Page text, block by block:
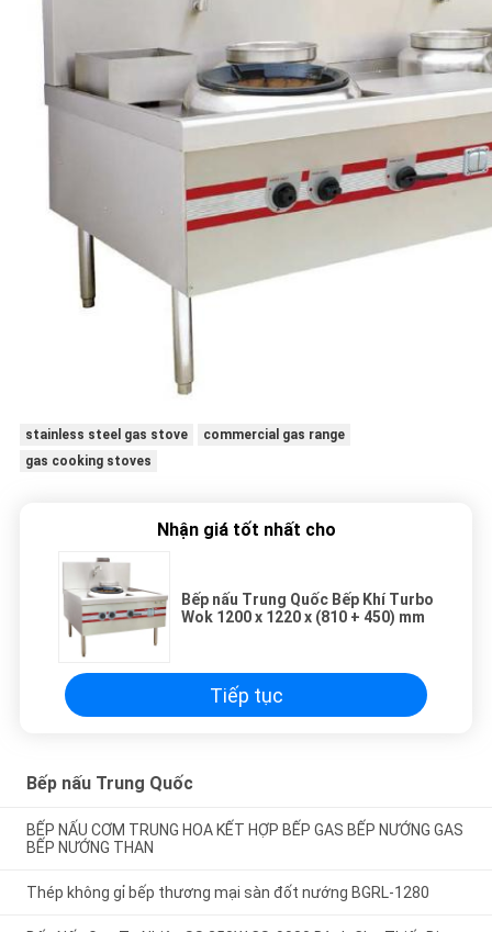
stainless steel gas stove
commercial gas range
gas cooking stoves
Nhận giá tốt nhất cho
Bếp nấu Trung Quốc Bếp Khí Turbo
Wok 1200 x 1220 x (810 + 450) mm
Tiếp tục
Bếp nấu Trung Quốc
BẾP NẤU CƠM TRUNG HOA KẾT HỢP BẾP GAS BẾP NƯỚNG GAS
BẾP NƯỚNG THAN
Thép không gỉ bếp thương mại sàn đốt nướng BGRL-1280